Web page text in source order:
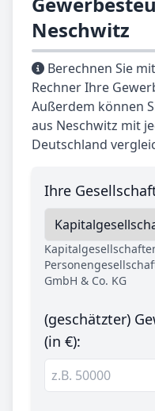
Neschwitz
Berechnen Sie
Rechner Ihre
Außerdem können
aus Neschwitz mit
Deutschland
Ihre
GmbH & Co. KG
(geschätzter)
(in €):